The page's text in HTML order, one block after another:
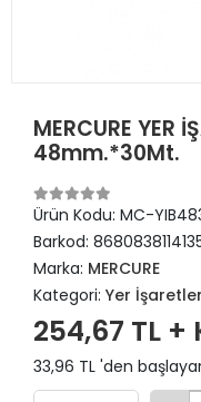
MERCURE YER
48mm.*30Mt.
Ürün Kodu: MC-
Barkod:
Marka: MERCURE
Kategori: Yer
254,67 TL +
33,96 TL 'den